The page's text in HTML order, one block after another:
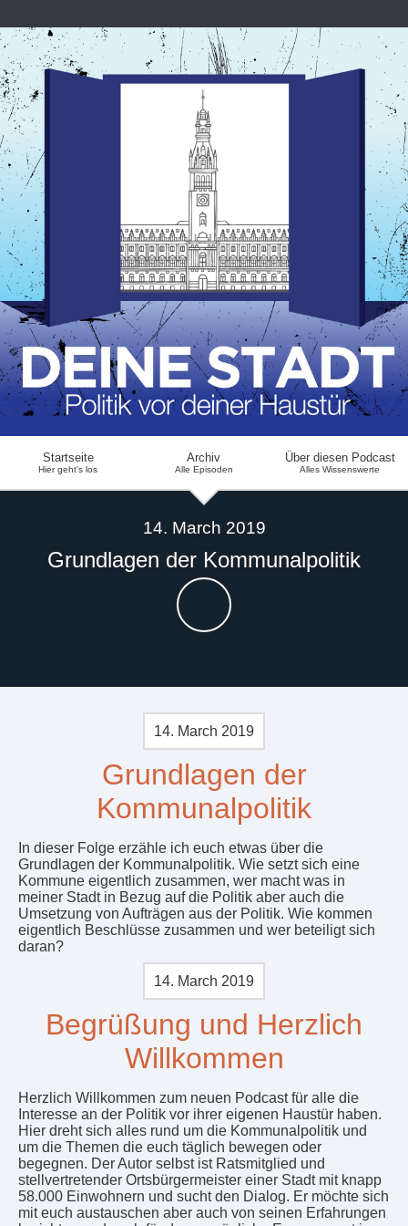
Startseite
Hier geht's los
Archiv
Alle Episoden
Über diesen Podcast
Alles Wissenswerte
14. March 2019
Grundlagen der Kommunalpolitik
14. March 2019
Grundlagen der
Kommunalpolitik
In dieser Folge erzähle ich euch etwas über die
Grundlagen der Kommunalpolitik. Wie setzt sich eine
Kommune eigentlich zusammen, wer macht was in
meiner Stadt in Bezug auf die Politik aber auch die
Umsetzung von Aufträgen aus der Politik. Wie kommen
eigentlich Beschlüsse zusammen und wer beteiligt sich
daran?
14. March 2019
Begrüßung und Herzlich
Willkommen
Herzlich Willkommen zum neuen Podcast für alle die
Interesse an der Politik vor ihrer eigenen Haustür haben.
Hier dreht sich alles rund um die Kommunalpolitik und
um die Themen die euch täglich bewegen oder
begegnen. Der Autor selbst ist Ratsmitglied und
stellvertretender Ortsbürgermeister einer Stadt mit knapp
58.000 Einwohnern und sucht den Dialog. Er möchte sich
mit euch austauschen aber auch von seinen Erfahrungen